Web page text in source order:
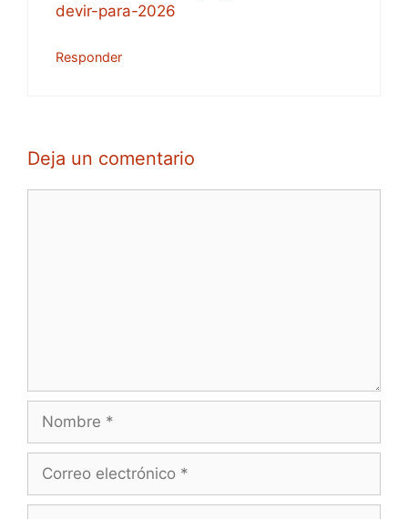
devir-para-2026
Responder
Deja un comentario
electrónico